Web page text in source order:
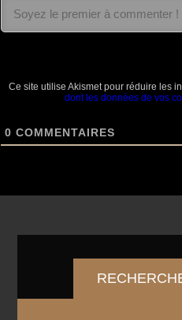
Ce site utilise Akismet pour réduire les
dont les données de vos
0 COMMENTAIRES